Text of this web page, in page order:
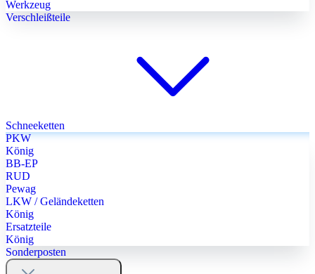
Werkzeug
Verschleißteile
Schneeketten
PKW
König
BB-EP
RUD
Pewag
LKW / Geländeketten
König
Ersatzteile
König
Sonderposten